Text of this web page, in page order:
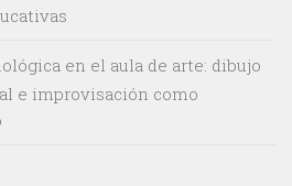
en el aula de arte: dibujo
e improvisación como